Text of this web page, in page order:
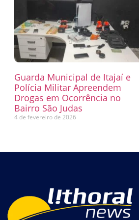
Guarda Municipal de Itajaí e
Polícia Militar Apreendem
Drogas em Ocorrência no
Bairro São Judas
4 de fevereiro de 2026